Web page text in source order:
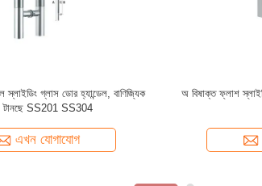
আধুনিক নকশা ইনডোর অ্যালুমিনিয়াম সিঁড়ি Baluster
আলংকারিক অ্যালুমিনিয়াম সিঁড়ি Railing